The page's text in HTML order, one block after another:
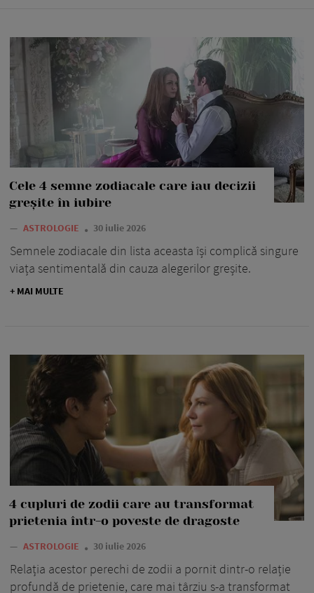
Cele 4 semne zodiacale care iau decizii
greșite în iubire
— ASTROLOGIE 30 iulie 2026
Semnele zodiacale din lista aceasta își complică singure
viața sentimentală din cauza alegerilor greșite.
+ MAI MULTE
4 cupluri de zodii care au transformat
prietenia într-o poveste de dragoste
— ASTROLOGIE 30 iulie 2026
Relația acestor perechi de zodii a pornit dintr-o relație
profundă de prietenie, care mai târziu s-a transformat